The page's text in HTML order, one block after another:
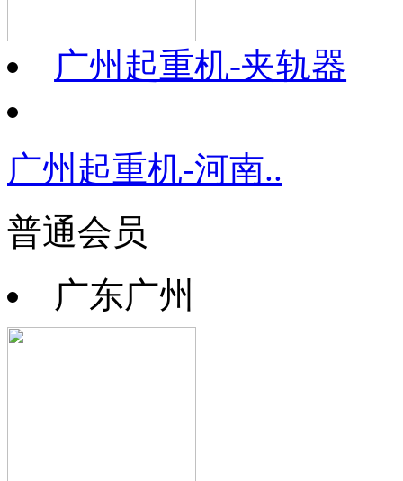
广州起重机-夹轨器
广州起重机-河南..
普通会员
广东广州